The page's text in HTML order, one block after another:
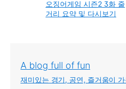
오징어게임 시즌2 3화 줄
거리 요약 및 다시보기
A blog full of fun
재미있는 경기, 공연, 즐거움이